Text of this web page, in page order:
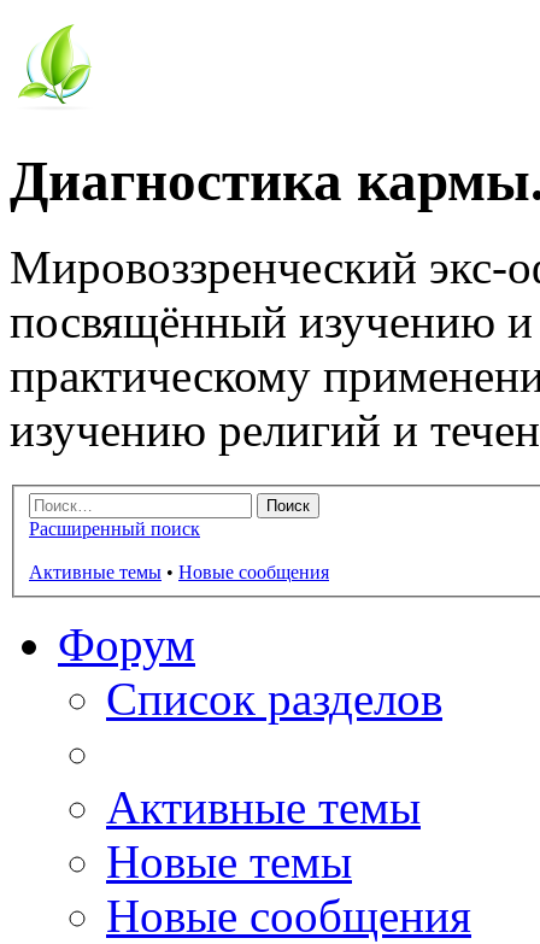
Диагностика
Мировоззренческий
посвящённый изучению
практическому
изучению религий и
Расширенный поиск
Активные темы • Новые сообщения
Форум
Список разделов
Активные темы
Новые темы
Новые сообщения